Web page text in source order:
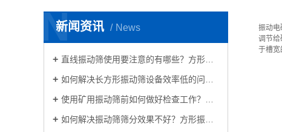
新闻资讯 News
N
直线振动筛使用要注意的有哪些？方形振动筛生产厂家为你解答
如何解决长方形振动筛设备效率低的问题呢？
使用矿用振动筛前如何做好检查工作？方形振动筛厂家讲一讲
如何解决振动筛筛分效果不好？方形振动筛供应厂家告诉你
振动电
调节给
于槽宽